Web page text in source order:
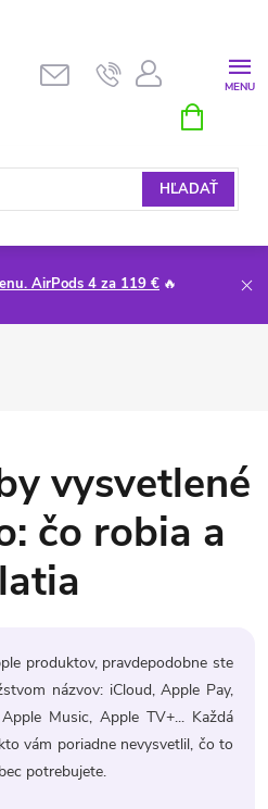
HĽADAŤ
KOŠÍK
AirPods 4 za 119 € 🔥
vysvetlené
čo robia a
produktov, pravdepodobne ste
názvov: iCloud, Apple Pay,
Music, Apple TV+... Každá
vám poriadne nevysvetlil, čo to
potrebujete.